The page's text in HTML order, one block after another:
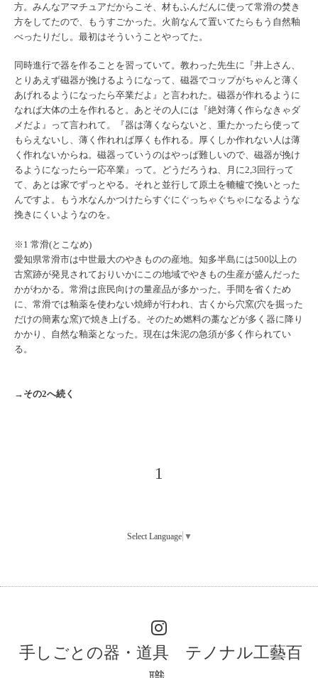
方。みんなアマチュアだからこそ、材もふんだんに使って常滑の焚き
方をしてたので、もうすごかった。火前なんて置いてたらもう自然釉
べったりだし。最初はそういうことやってた 。
同時進行で器を作ることを習っていて。教わった先生に『井上さん、
とりあえず磁器が挽けるようになって、磁器でコップがちゃ んと薄く
あげれるようになったら卒業だよ』と言われた。磁器が作れるように
なれば大体の土を作れると。あとその人には『絶対薄く作らなきゃダ
メだよ』って言われて。『器は薄くならないと、重たかったら使って
もらえないし、薄く作れれば厚くも作れる 。厚くしか作れない人は薄
く作れないからね。磁器っていうのはやっぱ難しいので、磁器が挽け
るようになったら一応卒業』って。どうだろうね、月に2,3回行って
て、あとは家でずっとやる。 それと並行して原土を轆轤で挽いとった
んですよ。もう水なんかつけたらすぐにぐっちゃぐちゃになるような
挽きにくいようなのを。
※1 常滑(とこなめ)
愛知県常滑市は中世最大のやきものの産地。知多半島には500以上の
古窯跡が発見されておりいかにこの地域でやきもの生産が盛んだった
かがわかる。常滑は庶民向けの量産品が多かった。手間を省くため
に、常滑では釉薬を使わない焼締が行われ、古くから穴窯(穴を掘った
だけの簡素な窯)で焼き上げる。そのため燃料の藁などが多く器に降り
かかり、自然な釉薬となった。現在は朱泥の急須が多く作られてい
る。
→その2へ続く
1
Select Language ▼
手しごとの器・道具 テノナル工藝百